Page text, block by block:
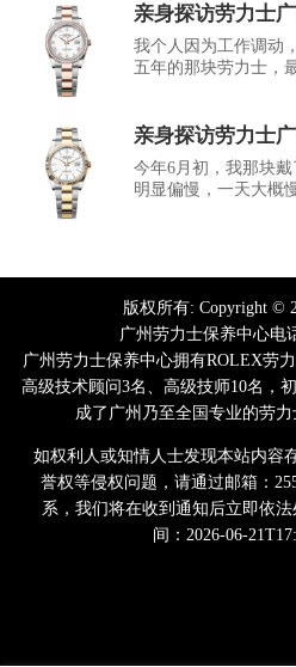
亲身探访劳力士
我个人因为工作调动
五年的那块劳力士，
亲身探访劳力士
今年6月初，我那块
明显偏慢，一天大概
版权所有: Copyright ©
广州劳力士保养中心电
广州劳力士保养中心拥有ROLEX劳
高级技术顾问3名、高级技师10名，
成了广州乃至全国专业的劳力
如权利人或知情人士发现本站内容
誉权等侵权问题，请通过邮箱：
系，我们将在收到通知后立即依
间：2026-06-